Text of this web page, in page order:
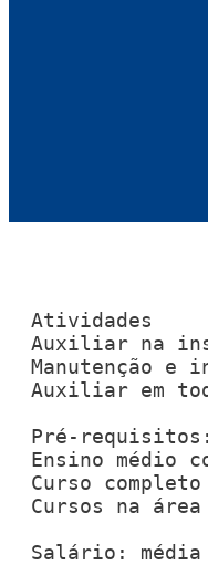
Atividades
Auxiliar na
Manutenção
Auxiliar em
Pré-
Ensino médio
Curso
Cursos na
Salário: